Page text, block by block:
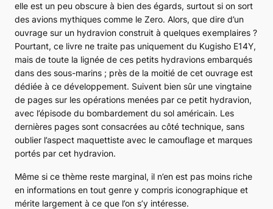
elle est un peu obscure à bien des égards, surtout si on sort
des avions mythiques comme le Zero. Alors, que dire d’un
ouvrage sur un hydravion construit à quelques exemplaires ?
Pourtant, ce livre ne traite pas uniquement du Kugisho E14Y,
mais de toute la lignée de ces petits hydravions embarqués
dans des sous-marins ; près de la moitié de cet ouvrage est
dédiée à ce développement. Suivent bien sûr une vingtaine
de pages sur les opérations menées par ce petit hydravion,
avec l’épisode du bombardement du sol américain. Les
dernières pages sont consacrées au côté technique, sans
oublier l’aspect maquettiste avec le camouflage et marques
portés par cet hydravion.
Même si ce thème reste marginal, il n’en est pas moins riche
en informations en tout genre y compris iconographique et
mérite largement à ce que l’on s’y intéresse.